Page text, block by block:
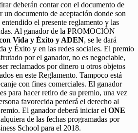
deberán contar con el documento de
documento de aceptación donde son
el presente reglamento y las
Al ganador de la PROMOCIÓN
Vida y Éxito y ADEN, se le dará
y Éxito y en las redes sociales. El premio
por el ganador, no es negociable,
reclamados por dinero u otros objetos
en este Reglamento. Tampoco está
con fines comerciales. El ganador
para hacer retiro de su premio, una vez
favorecida perderá el derecho al
El ganador deberá iniciar el ONE
de las fechas programadas por
School para el 2018.